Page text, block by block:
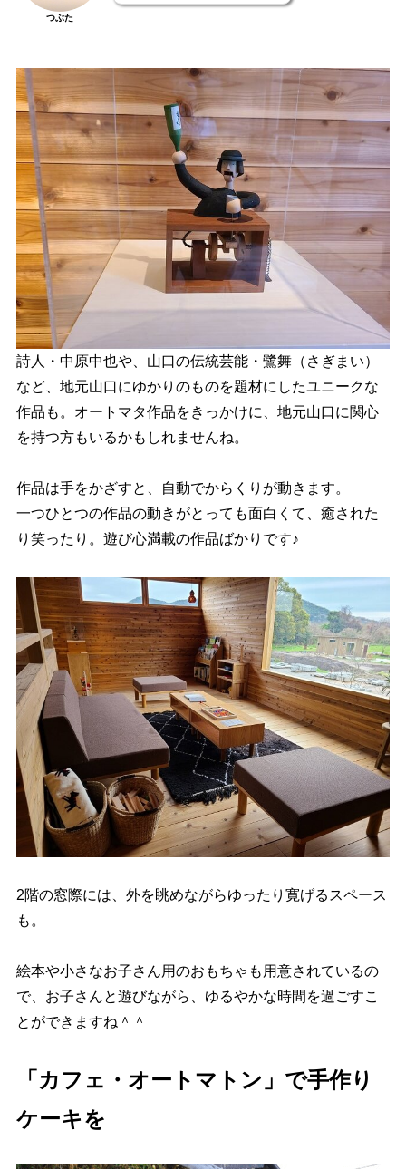
つぶた
詩人・中原中也や、山口の伝統芸能・鷺舞（さぎまい）
など、地元山口にゆかりのものを題材にしたユニークな
作品も。オートマタ作品をきっかけに、地元山口に関心
を持つ方もいるかもしれませんね。
作品は手をかざすと、自動でからくりが動きます。
一つひとつの作品の動きがとっても面白くて、癒された
り笑ったり。遊び心満載の作品ばかりです♪
2階の窓際には、外を眺めながらゆったり寛げるスペース
も。
絵本や小さなお子さん用のおもちゃも用意されているの
で、お子さんと遊びながら、ゆるやかな時間を過ごすこ
とができますね＾＾
「カフェ・ オートマトン」で手作り
ケーキを